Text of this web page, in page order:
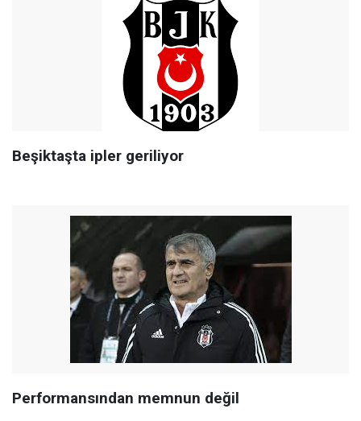
Beşiktaşta ipler geriliyor
Performansından memnun değil